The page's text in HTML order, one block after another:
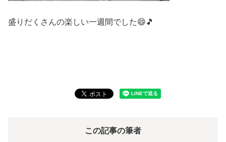
盛りだくさんの楽しい一週間でした😄🎵
この記事の筆者